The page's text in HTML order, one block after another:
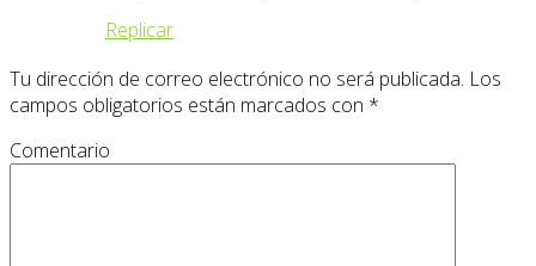
Replicar
Tu dirección de correo electrónico no será publicada. Los
campos obligatorios están marcados con *
Comentario